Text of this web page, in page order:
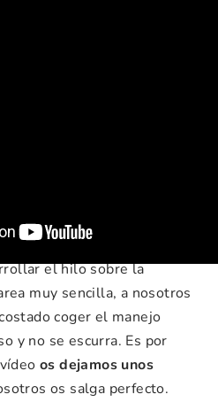
el hilo sobre la
muy sencilla, a nosotros
coger el manejo
y no se escurra. Es por
os dejamos unos
os salga perfecto.